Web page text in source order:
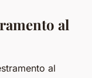
al
al